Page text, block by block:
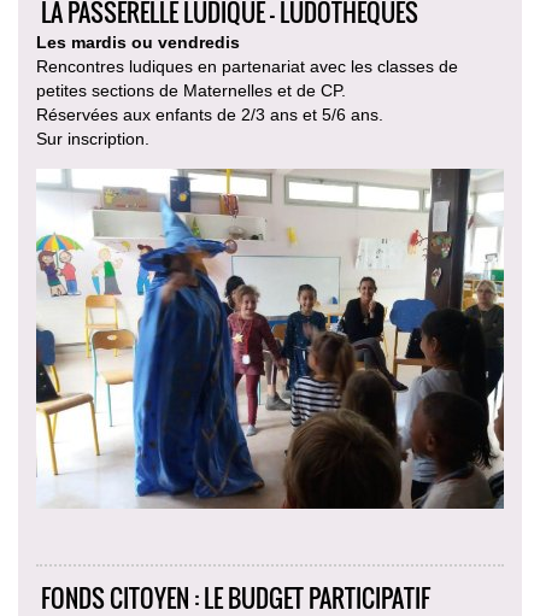
LA PASSERELLE LUDIQUE - LUDOTHÈQUES
Les mardis ou vendredis
Rencontres ludiques en partenariat avec les classes de
petites sections de Maternelles et de CP.
Réservées aux enfants de 2/3 ans et 5/6 ans.
Sur inscription.
FONDS CITOYEN : LE BUDGET PARTICIPATIF